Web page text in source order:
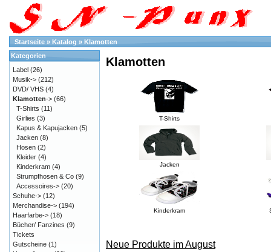
Startseite » Katalog » Klamotten
Klamotten
T-Shirts
Jacken
Kinderkram
Neue Produkte im August
Kategorien
Label (26)
Musik-> (212)
DVD/ VHS (4)
Klamotten-> (66)
T-Shirts (11)
Girlies (3)
Kapus & Kapujacken (5)
Jacken (8)
Hosen (2)
Kleider (4)
Kinderkram (4)
Strumpfhosen & Co (9)
Accessoires-> (20)
Schuhe-> (12)
Merchandise-> (194)
Haarfarbe-> (18)
Bücher/ Fanzines (9)
Tickets
Gutscheine (1)